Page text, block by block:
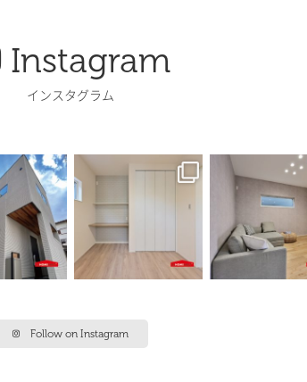
Instagram
インスタグラム
Follow on Instagram